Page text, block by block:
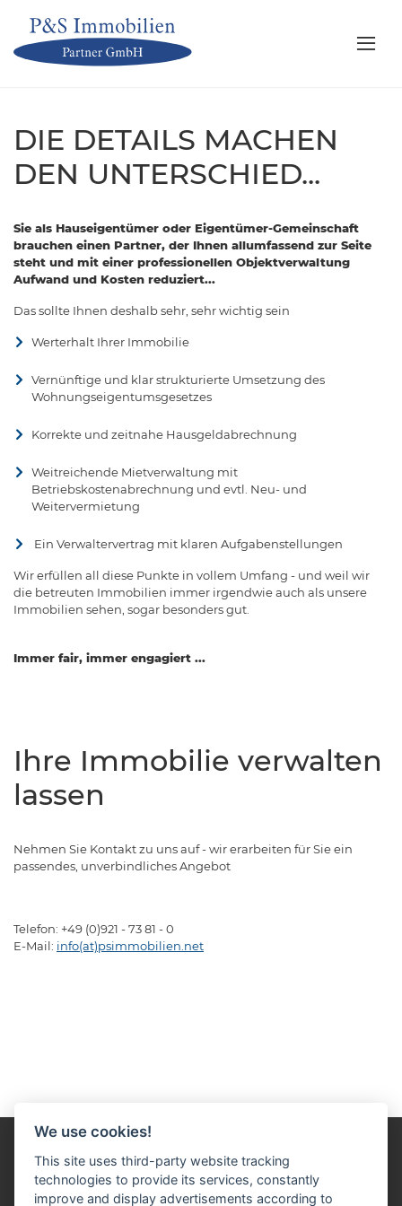
DIE DETAILS MACHEN
DEN UNTERSCHIED...
Sie als Hauseigentümer oder Eigentümer-Gemeinschaft
brauchen einen Partner, der Ihnen allumfassend zur Seite
steht und mit einer professionellen Objektverwaltung
Aufwand und Kosten reduziert...
Das sollte Ihnen deshalb sehr, sehr wichtig sein
Werterhalt Ihrer Immobilie
Vernünftige und klar strukturierte Umsetzung des
Wohnungseigentumsgesetzes
Korrekte und zeitnahe Hausgeldabrechnung
Weitreichende Mietverwaltung mit
Betriebskostenabrechnung und evtl. Neu- und
Weitervermietung
Ein Verwaltervertrag mit klaren Aufgabenstellungen
Wir erfüllen all diese Punkte in vollem Umfang - und weil wir
die betreuten Immobilien immer irgendwie auch als unsere
Immobilien sehen, sogar besonders gut.
Immer fair, immer engagiert ...
Ihre Immobilie verwalten
lassen
Nehmen Sie Kontakt zu uns auf - wir erarbeiten für Sie ein
passendes, unverbindliches Angebot
Telefon: +49 (0)921 - 73 81 - 0
E-Mail: info(at)psimmobilien.net
We use cookies!
This site uses third-party website tracking
technologies to provide its services, constantly
improve and display advertisements according to